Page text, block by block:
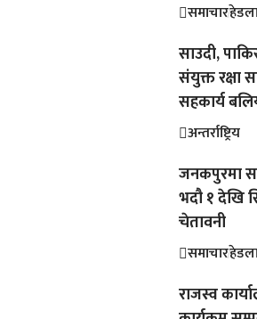
समाचार
साउदी,
संयुक्त रक्षा
सहकार्य
अन्तर्राष्ट्रिय
जनकपुरमा
भदौ १ देखि
चेतावनी
समाचार
राजस्व